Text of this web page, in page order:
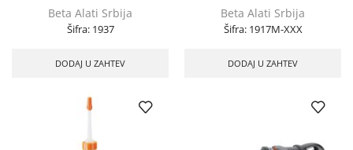
Beta Alati Srbija
Šifra: 1937
DODAJ U ZAHTEV
Beta Alati Srbija
Šifra: 1917M-XXX
DODAJ U ZAHTEV